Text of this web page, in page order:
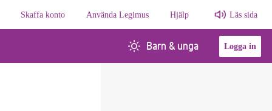
Skaffa konto Använda Legimus Hjälp Läs sida
Barn & unga Logga in